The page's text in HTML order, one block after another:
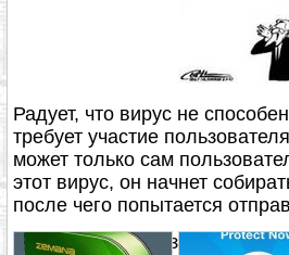
Радует, что вирус не
требует участие
может только сам
этот вирус, он начнет
после чего попытается
Новый вирус обозначил